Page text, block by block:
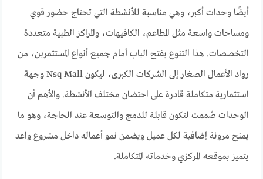
أيضًا وحدات أكبر، وهي مناسبة للأنشطة التي تحتاج حضور قوي
ومساحات واسعة مثل المطاعم، الكافيهات، والمراكز الطبية متعددة
التخصصات. هذا التنوع يفتح الباب أمام جميع أنواع المستثمرين، من
رواد الأعمال الصغار إلى الشركات الكبرى، ليكون Nsq Mall وجهة
استثمارية متكاملة قادرة على احتضان مختلف الأنشطة. والأهم أن
الوحدات صُممت لتكون قابلة للدمج والتوسعة عند الحاجة، وهو ما
يمنح مرونة إضافية لكل عميل ويضمن نمو أعماله داخل مشروع واعد
يتميز بموقعه المركزي وخدماته المتكاملة.